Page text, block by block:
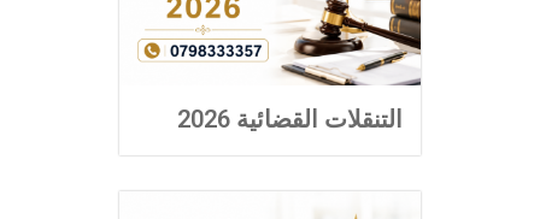
التنقلات القضائية 2026